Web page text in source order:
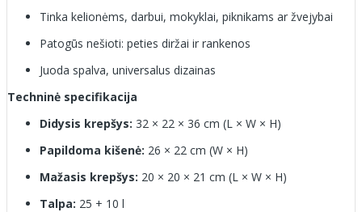
Tinka kelionėms, darbui, mokyklai, piknikams ar žvejybai
Patogūs nešioti: peties diržai ir rankenos
Juoda spalva, universalus dizainas
Techninė specifikacija
Didysis krepšys: 32 × 22 × 36 cm (L × W × H)
Papildoma kišenė: 26 × 22 cm (W × H)
Mažasis krepšys: 20 × 20 × 21 cm (L × W × H)
Talpa: 25 + 10 l